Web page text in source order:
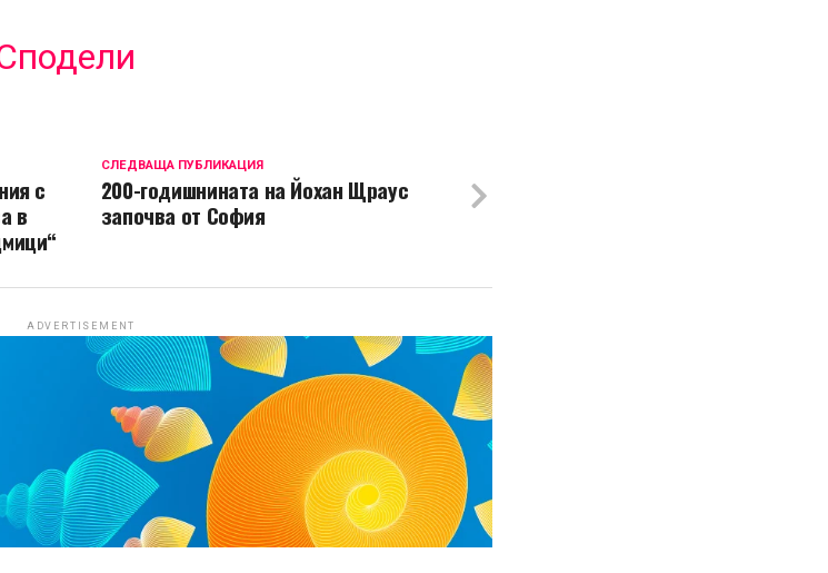
СЛЕДВАЩА ПУБЛИКАЦИЯ
200-годишнината на Йохан Щраус
започва от София
с
в
ADVERTISEMENT